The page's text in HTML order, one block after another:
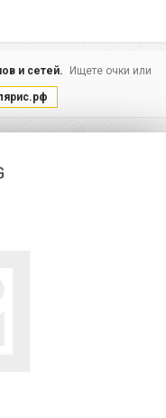
и сетей.
Ищете очки или